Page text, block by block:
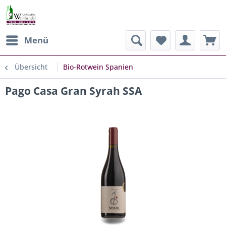
Menü
Übersicht Bio-Rotwein Spanien
Pago Casa Gran Syrah SSA